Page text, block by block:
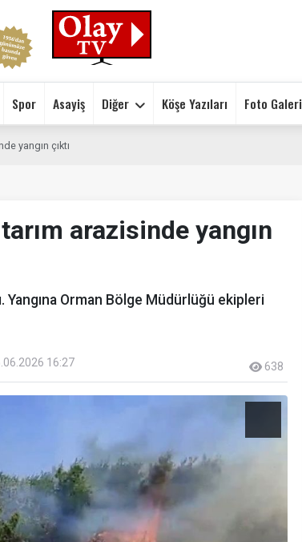
Spor Asayiş Diğer Köşe Yazıları Foto Galeri
yangın çıktı
arazisinde yangın
Yangına Orman Bölge Müdürlüğü ekipleri
16:27 638